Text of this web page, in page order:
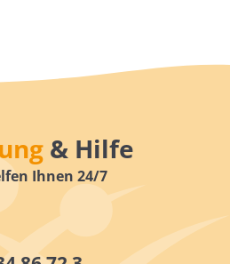
& Hilfe
Ihnen 24/7